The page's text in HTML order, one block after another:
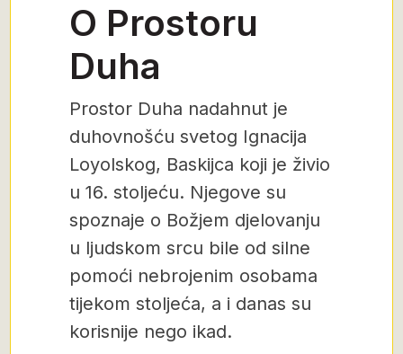
O Prostoru
Duha
Prostor Duha nadahnut je
duhovnošću svetog Ignacija
Loyolskog, Baskijca koji je živio
u 16. stoljeću. Njegove su
spoznaje o Božjem djelovanju
u ljudskom srcu bile od silne
pomoći nebrojenim osobama
tijekom stoljeća, a i danas su
korisnije nego ikad.